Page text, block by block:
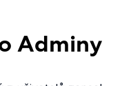
Adminy